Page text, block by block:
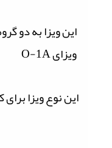
این ویزا به دو
ویزای O-1A
این نوع ویزا